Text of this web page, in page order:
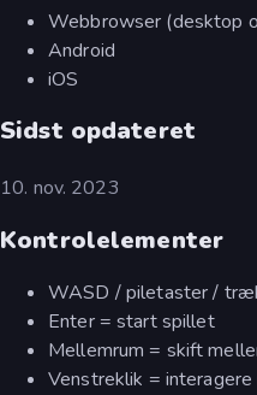
Webbrowser (desktop
Android
iOS
Sidst opdateret
10. nov. 2023
Kontrolelementer
WASD / piletaster /
Enter = start spillet
Mellemrum = skift
Venstreklik =